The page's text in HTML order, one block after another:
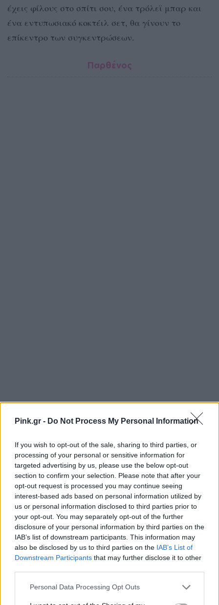
Pink.gr - Do Not Process My Personal Information
If you wish to opt-out of the sale, sharing to third parties, or
processing of your personal or sensitive information for
targeted advertising by us, please use the below opt-out
section to confirm your selection. Please note that after your
opt-out request is processed you may continue seeing
interest-based ads based on personal information utilized by
us or personal information disclosed to third parties prior to
your opt-out. You may separately opt-out of the further
disclosure of your personal information by third parties on the
IAB’s list of downstream participants. This information may
also be disclosed by us to third parties on the IAB’s List of
Downstream Participants that may further disclose it to other
Personal Data Processing Opt Outs
έχεις φίλους στο σπίτι σου, ένα τρόλεϊ μπαρ και
ένα εντυπωσιακό κοκτέιλ σετ, θα γίνουν το
επίκεντρο των συγκεντρώσεων.
Παρθένος
ατέλεια είναι ο χειρότερος εχθρός σου. Από την
τακτοποίηση, είναι οι αγαπημένου σου φίλοι.
Επομένως, η minimal διακόσμηση είναι κομμένη και
ραμμένη στα μέτρα σου (και τον ψυχαναγκασμό
σου για τελειότητα).
Ζυγός